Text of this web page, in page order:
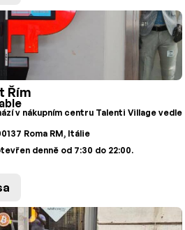
Řím
v nákupním centru Talenti Village vedle
Roma RM, Itálie
denně od 7:30 do 22:00.